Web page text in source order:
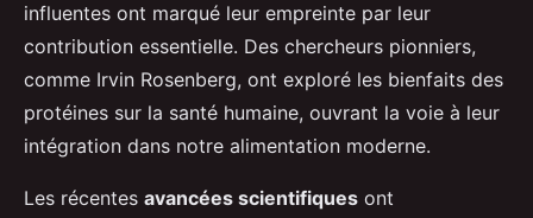
influentes ont marqué leur empreinte par leur
contribution essentielle. Des chercheurs pionniers,
comme Irvin Rosenberg, ont exploré les bienfaits des
protéines sur la santé humaine, ouvrant la voie à leur
intégration dans notre alimentation moderne.
Les récentes avancées scientifiques ont